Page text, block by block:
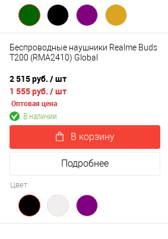
Беспроводные наушники Realme Buds
T200 (RMA2410) Global
2 515 руб. / шт
1 555 руб. / шт
Оптовая цена
В наличии
В корзину
Подробнее
Цвет